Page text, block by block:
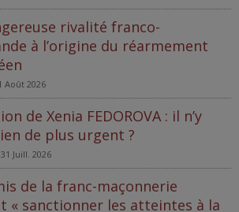
rivalité franco-
à l’origine du réarmement
Août 2026
de Xenia FEDOROVA : il n’y
de plus urgent ?
Juill. 2026
de la franc-maçonnerie
« sanctionner les atteintes à la